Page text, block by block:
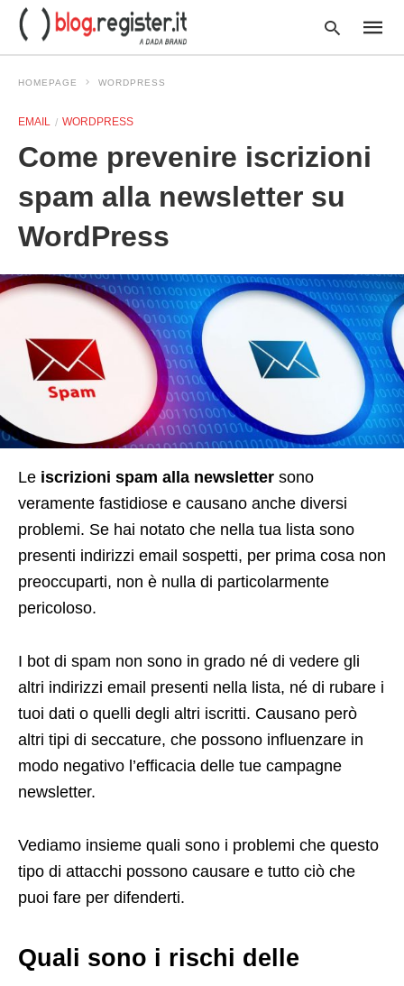
your
search
HOMEPAGE WORDPRESS
EMAIL WORDPRESS
Come prevenire iscrizioni
spam alla newsletter su
WordPress
Le iscrizioni spam alla newsletter sono
veramente fastidiose e causano anche diversi
problemi. Se hai notato che nella tua lista sono
presenti indirizzi email sospetti, per prima cosa non
preoccuparti, non è nulla di particolarmente
pericoloso.
I bot di spam non sono in grado né di vedere gli
altri indirizzi email presenti nella lista, né di rubare i
tuoi dati o quelli degli altri iscritti. Causano però
altri tipi di seccature, che possono influenzare in
modo negativo l’efficacia delle tue campagne
newsletter.
Vediamo insieme quali sono i problemi che questo
tipo di attacchi possono causare e tutto ciò che
puoi fare per difenderti.
Quali sono i rischi delle